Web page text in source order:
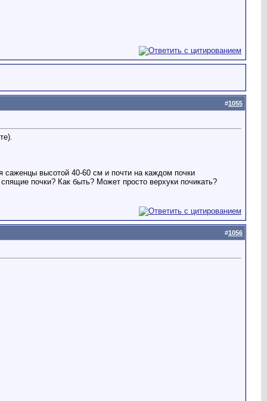
#1055
саженцы высотой 40-60 см и почти на каждом почки
почки? Как быть? Может просто верхуки почикать?
#1056